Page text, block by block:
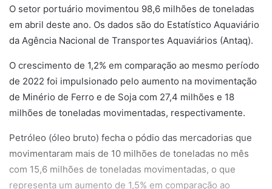
O setor portuário movimentou 98,6 milhões de toneladas
em abril deste ano. Os dados são do Estatístico Aquaviário
da Agência Nacional de Transportes Aquaviários (Antaq).
O crescimento de 1,2% em comparação ao mesmo período
de 2022 foi impulsionado pelo aumento na movimentação
de Minério de Ferro e de Soja com 27,4 milhões e 18
milhões de toneladas movimentadas, respectivamente.
Petróleo (óleo bruto) fecha o pódio das mercadorias que
movimentaram mais de 10 milhões de toneladas no mês
com 15,6 milhões de toneladas movimentadas, o que
representa um aumento de 1,5% em comparação ao